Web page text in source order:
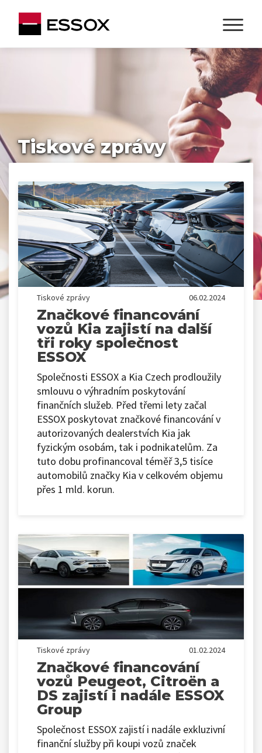
Tiskové zprávy
Tiskové zprávy 06.02.2024
Značkové financování
vozů Kia zajistí na další
tři roky společnost
ESSOX
Společnosti ESSOX a Kia Czech prodloužily
smlouvu o výhradním poskytování
finančních služeb. Před třemi lety začal
ESSOX poskytovat značkové financování v
autorizovaných dealerstvích Kia jak
fyzickým osobám, tak i podnikatelům. Za
tuto dobu profinancoval téměř 3,5 tisíce
automobilů značky Kia v celkovém objemu
přes 1 mld. korun.
Tiskové zprávy 01.02.2024
Značkové financování
vozů Peugeot, Citroën a
DS zajistí i nadále ESSOX
Group
Společnost ESSOX zajistí i nadále exkluzivní
finanční služby při koupi vozů značek